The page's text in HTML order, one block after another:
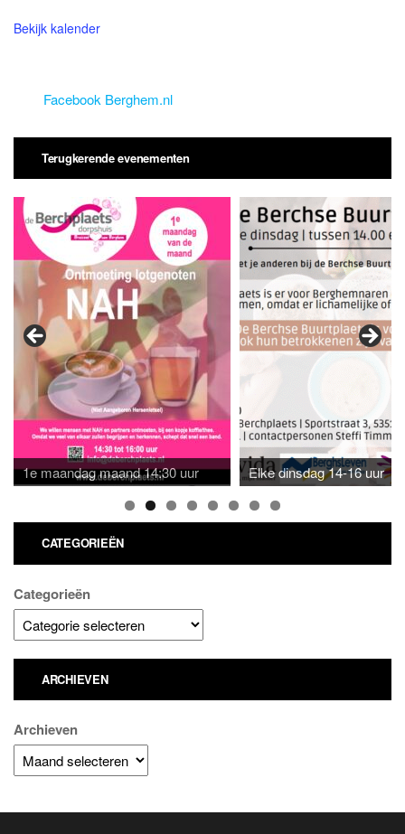
Bekijk kalender
Facebook Berghem.nl
Terugkerende evenementen
1e maandag maand 14:30 uur Elke dinsdag 14-16 uur
CATEGORIEËN
Categorieën
ARCHIEVEN
Archieven